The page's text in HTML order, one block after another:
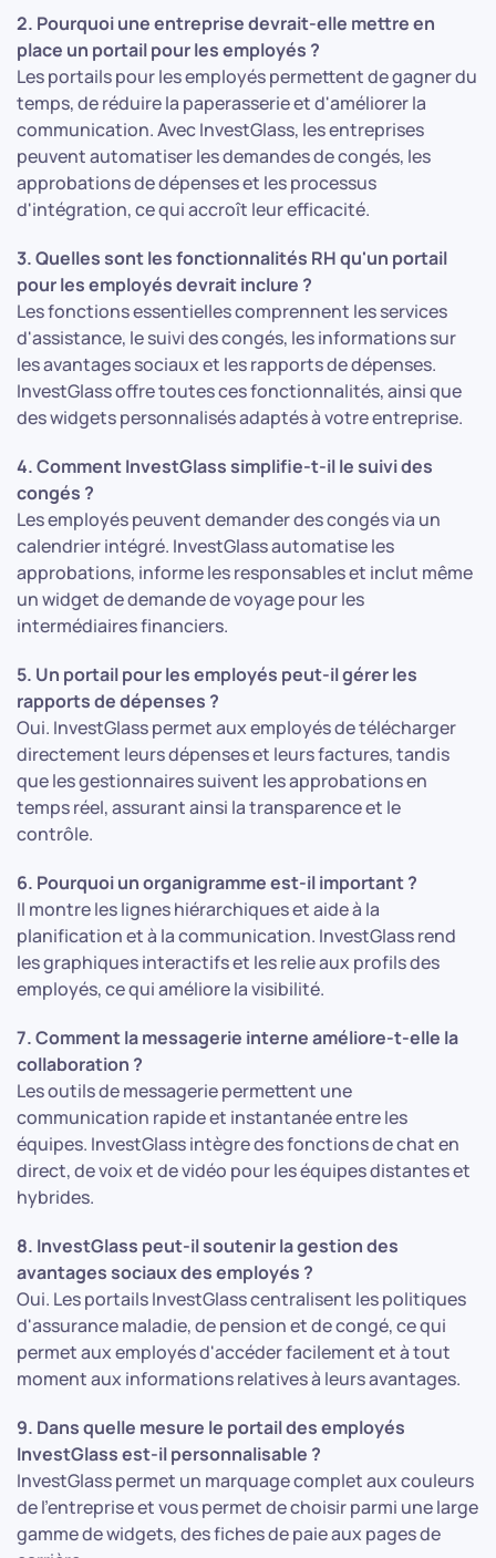
2. Pourquoi une entreprise devrait-elle mettre en
place un portail pour les employés ?
Les portails pour les employés permettent de gagner du
temps, de réduire la paperasserie et d'améliorer la
communication. Avec InvestGlass, les entreprises
peuvent automatiser les demandes de congés, les
approbations de dépenses et les processus
d'intégration, ce qui accroît leur efficacité.
3. Quelles sont les fonctionnalités RH qu'un portail
pour les employés devrait inclure ?
Les fonctions essentielles comprennent les services
d'assistance, le suivi des congés, les informations sur
les avantages sociaux et les rapports de dépenses.
InvestGlass offre toutes ces fonctionnalités, ainsi que
des widgets personnalisés adaptés à votre entreprise.
4. Comment InvestGlass simplifie-t-il le suivi des
congés ?
Les employés peuvent demander des congés via un
calendrier intégré. InvestGlass automatise les
approbations, informe les responsables et inclut même
un widget de demande de voyage pour les
intermédiaires financiers.
5. Un portail pour les employés peut-il gérer les
rapports de dépenses ?
Oui. InvestGlass permet aux employés de télécharger
directement leurs dépenses et leurs factures, tandis
que les gestionnaires suivent les approbations en
temps réel, assurant ainsi la transparence et le
contrôle.
6. Pourquoi un organigramme est-il important ?
Il montre les lignes hiérarchiques et aide à la
planification et à la communication. InvestGlass rend
les graphiques interactifs et les relie aux profils des
employés, ce qui améliore la visibilité.
7. Comment la messagerie interne améliore-t-elle la
collaboration ?
Les outils de messagerie permettent une
communication rapide et instantanée entre les
équipes. InvestGlass intègre des fonctions de chat en
direct, de voix et de vidéo pour les équipes distantes et
hybrides.
8. InvestGlass peut-il soutenir la gestion des
avantages sociaux des employés ?
Oui. Les portails InvestGlass centralisent les politiques
d'assurance maladie, de pension et de congé, ce qui
permet aux employés d'accéder facilement et à tout
moment aux informations relatives à leurs avantages.
9. Dans quelle mesure le portail des employés
InvestGlass est-il personnalisable ?
InvestGlass permet un marquage complet aux couleurs
de l'entreprise et vous permet de choisir parmi une large
gamme de widgets, des fiches de paie aux pages de